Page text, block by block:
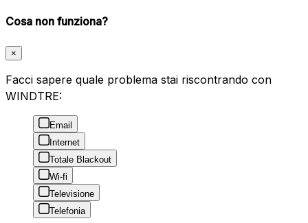
Cosa non funziona?
×
Facci sapere quale problema stai riscontrando con
WINDTRE:
Email
Internet
Totale Blackout
Wi-fi
Televisione
Telefonia